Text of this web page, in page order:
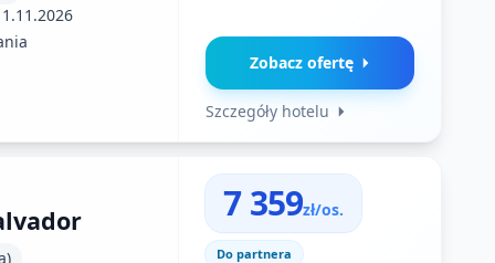
Zobacz ofertę
Szczegóły hotelu
7 359zł/os.
Do partnera